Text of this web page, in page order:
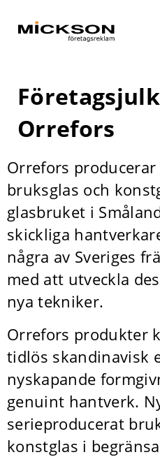
Orrefors
Orrefors producerar
bruksglas och
glasbruket i
skickliga
några av Sveriges
med att utveckla
nya tekniker.
Orrefors produkter
tidlös skandinavisk
nyskapande
genuint hantverk.
serieproducerat
konstglas i